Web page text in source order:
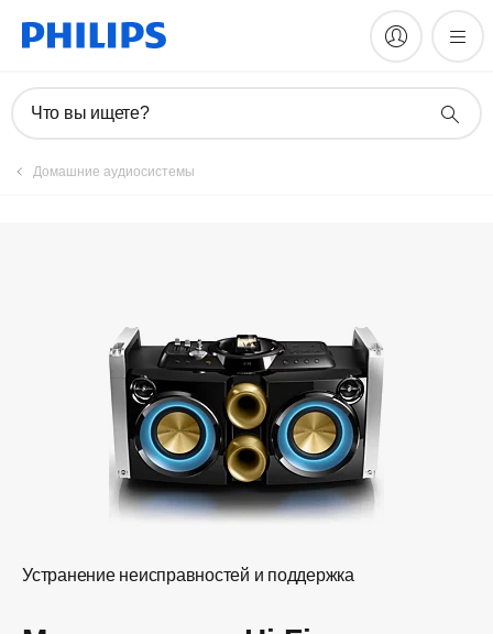
Что вы ищете?
Домашние аудиосистемы
Устранение неисправностей и поддержка
Зарегистрировать продукт